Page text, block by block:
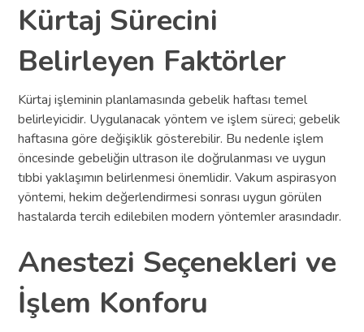
Kürtaj Sürecini
Belirleyen Faktörler
Kürtaj işleminin planlamasında gebelik haftası temel
belirleyicidir. Uygulanacak yöntem ve işlem süreci; gebelik
haftasına göre değişiklik gösterebilir. Bu nedenle işlem
öncesinde gebeliğin ultrason ile doğrulanması ve uygun
tıbbi yaklaşımın belirlenmesi önemlidir. Vakum aspirasyon
yöntemi, hekim değerlendirmesi sonrası uygun görülen
hastalarda tercih edilebilen modern yöntemler arasındadır.
Anestezi Seçenekleri ve
İşlem Konforu